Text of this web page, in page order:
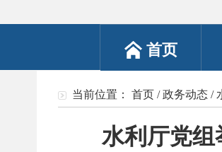
首页
当前位置： 首页 /政务动态 /
水利厅党